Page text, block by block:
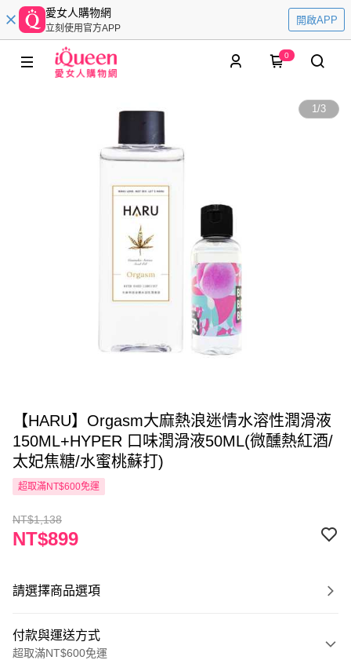
愛女人購物網
立刻使用官方APP
開啟APP
0
1/3
【HARU】Orgasm大麻熱浪迷情水溶性潤滑液
150ML+HYPER 口味潤滑液50ML(微醺熱紅酒/
太妃焦糖/水蜜桃蘇打)
超取滿NT$600免運
NT$1,138
NT$899
請選擇商品選項
付款與運送方式
超取滿NT$600免運